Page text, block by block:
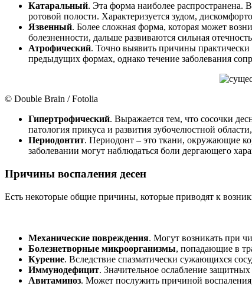
Катаральный. Эта форма наиболее
ротовой полости. Характеризуется зудом,
Язвенный. Более сложная форма, которая может
болезненности, дальше развиваются сильная
Атрофический. Точно выявить причины
предыдущих формах, однако течение заболевания
© Double Brain / Fotolia
Гипертрофический. Выражается тем, что сосочки
патология прикуса и развития зубочелюстной
Периодонтит. Периодонт – это ткани, окружающие
заболевании могут наблюдаться боли дергающего
Причины воспаления десен
Есть некоторые общие причины, которые приводят к
Механические повреждения. Могут возникать при
Болезнетворные микроорганизмы, попадающие в
Курение. Вследствие спазматически сужающихся
Иммунодефицит. Значительное ослабление
Авитаминоз. Может послужить причиной